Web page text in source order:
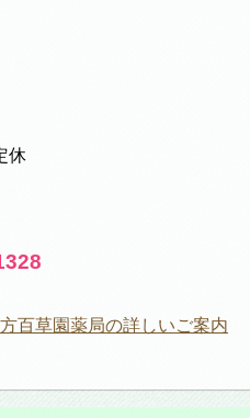
休
百草園薬局の詳しいご案内